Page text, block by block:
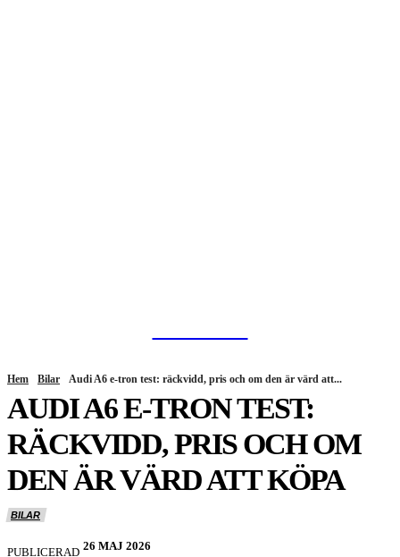
Hem Bilar Audi A6 e-tron test: räckvidd, pris och om den är värd att...
AUDI A6 E-TRON TEST:
RÄCKVIDD, PRIS OCH OM
DEN ÄR VÄRD ATT KÖPA
BILAR
PUBLICERAD 26 MAJ 2026